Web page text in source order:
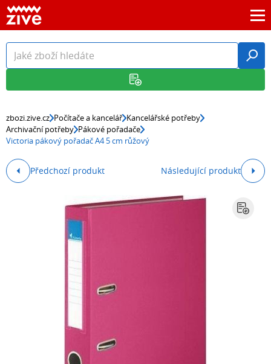
zbozi.zive.cz Počítače a kancelář Kancelářské potřeby
Archivační potřeby Pákové pořadače
Victoria pákový pořadač A4 5 cm růžový
Předchozí produkt Následující produkt